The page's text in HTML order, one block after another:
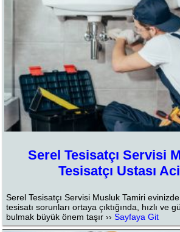
Serel Tesisatçı Servisi
Tesisatçı Ustası
Serel Tesisatçı Servisi Musluk Tamiri
tesisatı sorunları ortaya çıktığında, hızlı ve
bulmak büyük önem taşır ››Sayfaya Git